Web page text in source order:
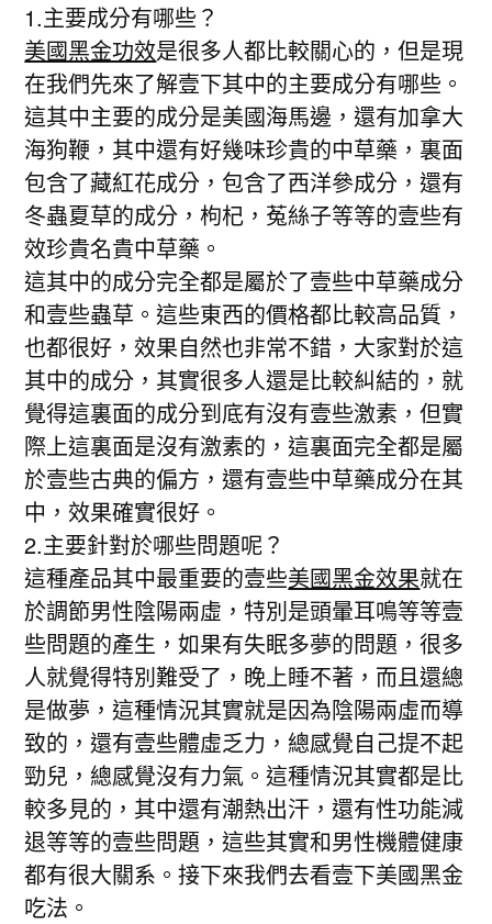
1.主要成分有哪些？
美國黑金功效是很多人都比較關心的，但是現
在我們先來了解壹下其中的主要成分有哪些。
這其中主要的成分是美國海馬邊，還有加拿大
海狗鞭，其中還有好幾味珍貴的中草藥，裏面
包含了藏紅花成分，包含了西洋參成分，還有
冬蟲夏草的成分，枸杞，菟絲子等等的壹些有
效珍貴名貴中草藥。
這其中的成分完全都是屬於了壹些中草藥成分
和壹些蟲草。這些東西的價格都比較高品質，
也都很好，效果自然也非常不錯，大家對於這
其中的成分，其實很多人還是比較糾結的，就
覺得這裏面的成分到底有沒有壹些激素，但實
際上這裏面是沒有激素的，這裏面完全都是屬
於壹些古典的偏方，還有壹些中草藥成分在其
中，效果確實很好。
2.主要針對於哪些問題呢？
這種產品其中最重要的壹些美國黑金效果就在
於調節男性陰陽兩虛，特別是頭暈耳鳴等等壹
些問題的產生，如果有失眠多夢的問題，很多
人就覺得特別難受了，晚上睡不著，而且還總
是做夢，這種情況其實就是因為陰陽兩虛而導
致的，還有壹些體虛乏力，總感覺自己提不起
勁兒，總感覺沒有力氣。這種情況其實都是比
較多見的，其中還有潮熱出汗，還有性功能減
退等等的壹些問題，這些其實和男性機體健康
都有很大關系。接下來我們去看壹下美國黑金
吃法。